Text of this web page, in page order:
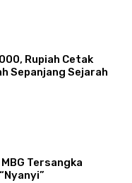
Rupiah Cetak
Sepanjang Sejarah
Tersangka